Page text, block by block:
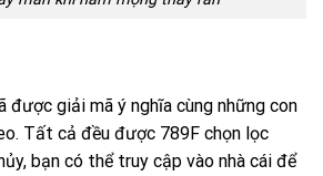
được giải mã ý nghĩa cùng những con
Tất cả đều được 789F chọn lọc
bạn có thể truy cập vào nhà cái để